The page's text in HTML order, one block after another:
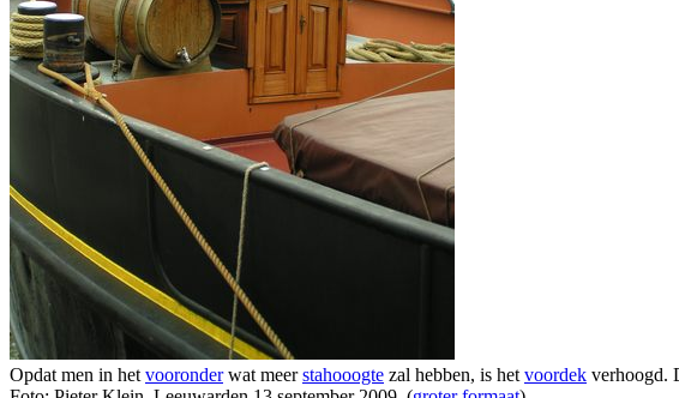
Opdat men in het vooronderwat meerstahooogte zal hebben, is het voordek verhoogd.